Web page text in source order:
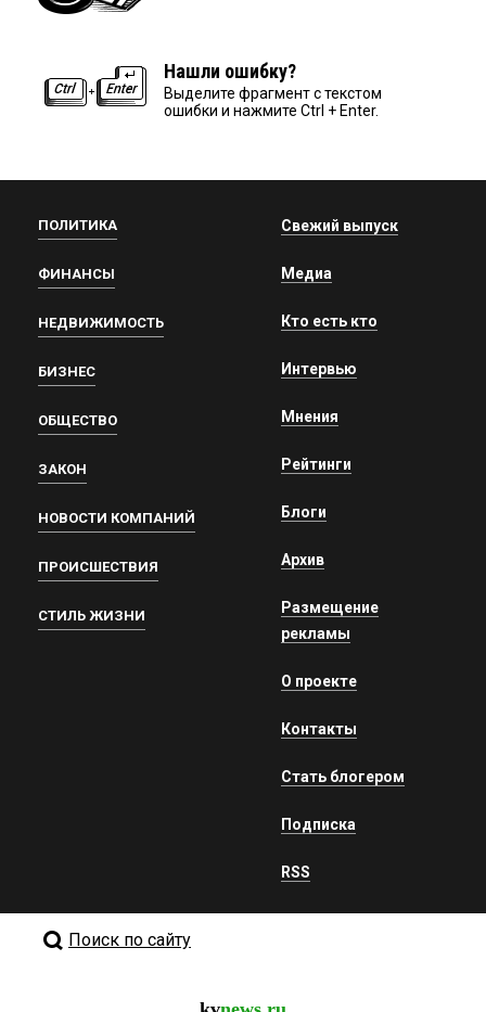
Нашли ошибку?
Выделите фрагмент с текстом
ошибки и нажмите Ctrl + Enter.
ПОЛИТИКА
ФИНАНСЫ
НЕДВИЖИМОСТЬ
БИЗНЕС
ОБЩЕСТВО
ЗАКОН
НОВОСТИ КОМПАНИЙ
ПРОИСШЕСТВИЯ
СТИЛЬ ЖИЗНИ
Свежий выпуск
Медиа
Кто есть кто
Интервью
Мнения
Рейтинги
Блоги
Архив
Размещение
рекламы
О проекте
Контакты
Стать блогером
Подписка
RSS
Поиск по сайту